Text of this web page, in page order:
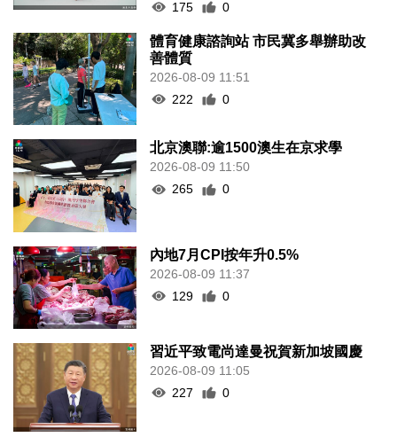
175 0
體育健康諮詢站 市民冀多舉辦助改
善體質
2026-08-09 11:51
222
0
北京澳聯:逾1500澳生在京求學
2026-08-09 11:50
265
0
內地7月CPI按年升0.5%
2026-08-09 11:37
129
0
習近平致電尚達曼祝賀新加坡國慶
2026-08-09 11:05
227
0